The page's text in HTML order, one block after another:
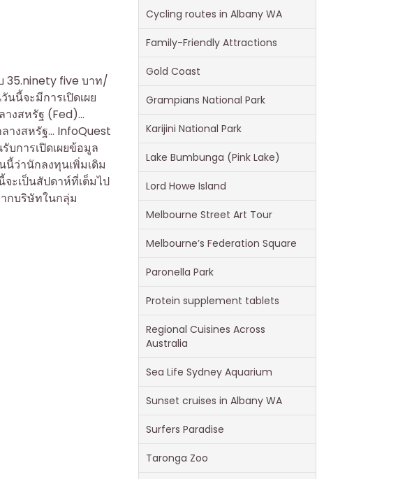
35.ninety five บาท/
นี้จะมีการเปิดเผย
างสหรัฐ (Fed)…
างสหรัฐ… InfoQuest
การเปิดเผยข้อมูล
นี้ว่านักลงทุนเพิ่มเดิม
ะเป็นสัปดาห์ที่เต็มไป
กบริษัทในกลุ่ม
Cycling routes in Albany WA
Family-Friendly Attractions
Gold Coast
Grampians National Park
Karijini National Park
Lake Bumbunga (Pink Lake)
Lord Howe Island
Melbourne Street Art Tour
Melbourne’s Federation Square
Paronella Park
Protein supplement tablets
Regional Cuisines Across
Australia
Sea Life Sydney Aquarium
Sunset cruises in Albany WA
Surfers Paradise
Taronga Zoo